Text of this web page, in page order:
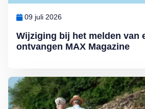
Wijziging bij het melden van
ontvangen MAX Magazine
09 juli 2026
Lees meer over Senioren zijn reislustiger